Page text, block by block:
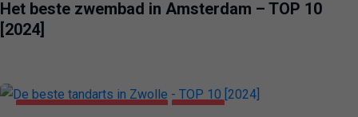
Het beste zwembad in Amsterdam – TOP 10
[2024]